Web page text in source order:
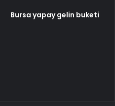
Bursa yapay gelin buketi